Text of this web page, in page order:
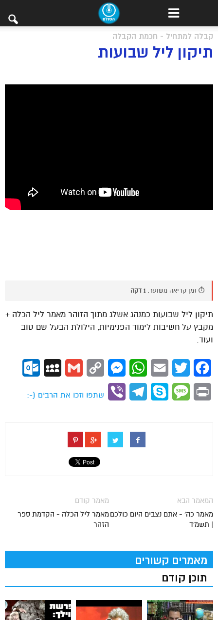
קבלה למתחיל - חכמת הקבלה
תיקון ליל שבועות
⏱️ זמן קריאה משוער: 1 דקה
תיקון ליל שבועות כמנהג אשלג מתוך הזוהר מאמר ליל הכלה +
מקבץ על חשיבות לימוד הפנימיות, הילולת הבעל שם טוב
ועוד.
Facebook
Twitter
Email
WhatsApp
Messenger
Copy
Gmail
MySpace
Print
Message
Skype
Telegram
Viber
שתפו וזכו את הרבים (-:
מאמר קודם
מאמר ליל הכלה - הקדמת ספר
הזהר
המאמר הבא
מאמר כה' - אתם נצבים היום כולכם
| תשמ'ד
מאמרים קשורים
תוכן קודם